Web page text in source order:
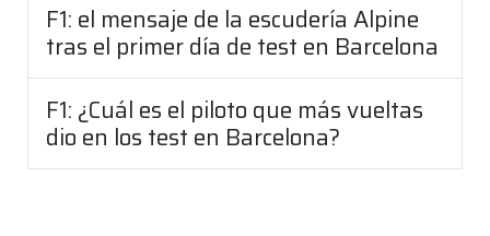
F1: el mensaje de la escudería Alpine
tras el primer día de test en Barcelona
F1: ¿Cuál es el piloto que más vueltas
dio en los test en Barcelona?